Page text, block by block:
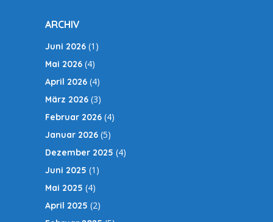
ARCHIV
Juni 2026 (1)
Mai 2026 (4)
April 2026 (4)
März 2026 (3)
Februar 2026 (4)
Januar 2026 (5)
Dezember 2025 (4)
Juni 2025 (1)
Mai 2025 (4)
April 2025 (2)